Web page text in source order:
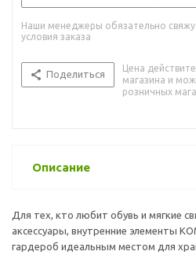
Наши менеджеры обязательно
условия заказа
Поделиться
Цена
магазина и
розничных
Описание
Для тех, кто любит обувь и мягкие
аксессуары, внутренние элементы
гардероб идеальным местом для